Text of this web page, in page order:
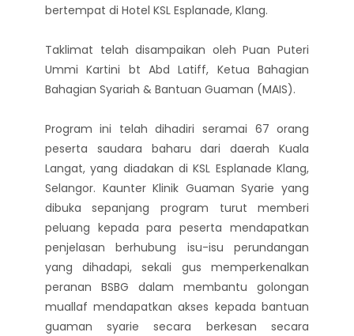
bertempat di Hotel KSL Esplanade, Klang.
Taklimat telah disampaikan oleh Puan Puteri
Ummi Kartini bt Abd Latiff, Ketua Bahagian
Bahagian Syariah & Bantuan Guaman (MAIS).
Program ini telah dihadiri seramai 67 orang
peserta saudara baharu dari daerah Kuala
Langat, yang diadakan di KSL Esplanade Klang,
Selangor. Kaunter Klinik Guaman Syarie yang
dibuka sepanjang program turut memberi
peluang kepada para peserta mendapatkan
penjelasan berhubung isu-isu perundangan
yang dihadapi, sekali gus memperkenalkan
peranan BSBG dalam membantu golongan
muallaf mendapatkan akses kepada bantuan
guaman syarie secara berkesan secara